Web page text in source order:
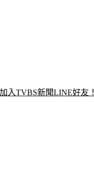
入TVBS新聞LINE好友！